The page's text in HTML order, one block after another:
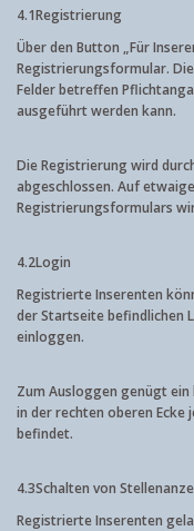
4.1Registrierung
Über den Button „Für
Registrierungsformular.
Felder betreffen
ausgeführt werden kann.
Die Registrierung wird
abgeschlossen. Auf
Registrierungsformulars
4.2Login
Registrierte Inserenten
der Startseite befindlichen
einloggen.
Zum Ausloggen genügt
in der rechten oberen Ecke
befindet.
4.3Schalten von
Registrierte Inserenten